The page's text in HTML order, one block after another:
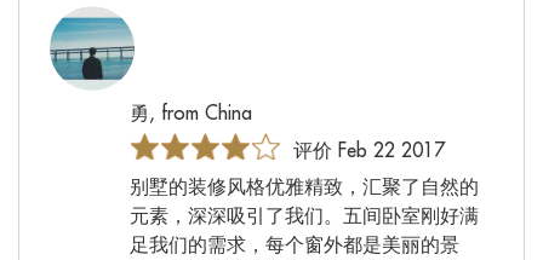
勇, from China
评价 Feb 22 2017
别墅的装修风格优雅精致，汇聚了自然的
元素，深深吸引了我们。五间卧室刚好满
足我们的需求，每个窗外都是美丽的景